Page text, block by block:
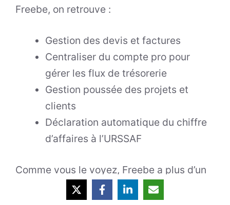
Freebe, on retrouve :
Gestion des devis et factures
Centraliser du compte pro pour
gérer les flux de trésorerie
Gestion poussée des projets et
clients
Déclaration automatique du chiffre
d’affaires à l’URSSAF
Comme vous le voyez, Freebe a plus d’un
tour dans son sac et plaît déjà à de
nombreux freelances partout en France.